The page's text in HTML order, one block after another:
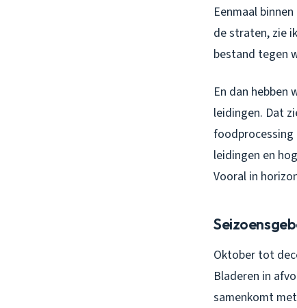
Eenmaal
de straten, zie
bestand tegen
En dan
leidingen. Dat
foodprocessing
leidingen en
Vooral in
Oktober tot
Bladeren in
samenkomt